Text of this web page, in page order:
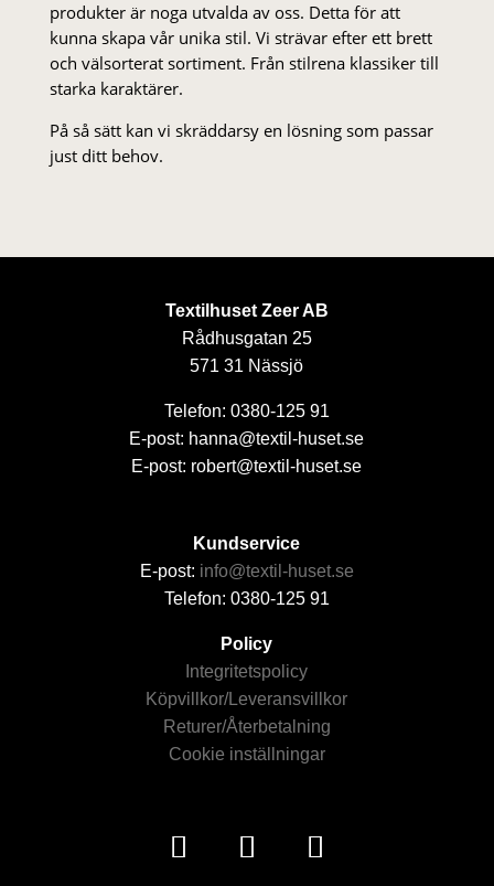
produkter är noga utvalda av oss. Detta för att
kunna skapa vår unika stil. Vi strä­var efter ett brett
och välsorterat sor­ti­ment. Från stil­rena klas­siker till
starka karaktärer.
På så sätt kan vi skräddarsy en lösning som passar
just ditt behov.
Textilhuset Zeer AB
Rådhusgatan 25
571 31 Nässjö
Telefon: 0380-125 91
E-post: hanna@textil-huset.se
E-post: robert@textil-huset.se
Kundservice
E-post: info@textil-huset.se
Telefon: 0380-125 91
Policy
Integritetspolicy
Köpvillkor/Leveransvillkor
Returer/Återbetalning
Cookie inställningar